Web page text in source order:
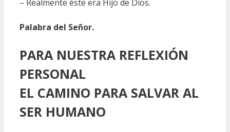
– Realmente éste era Hijo de Dios.
Palabra del Señor.
PARA NUESTRA REFLEXIÓN
PERSONAL
EL CAMINO PARA SALVAR AL
SER HUMANO